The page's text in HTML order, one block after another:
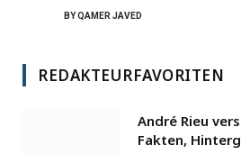
BYQAMER JAVED
REDAKTEURFAVORITEN
André Rieu
Fakten,